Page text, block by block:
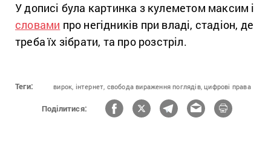
У дописі була картинка з кулеметом максим і
словами про негідників при владі, стадіон, де
треба їх зібрати, та про розстріл.
Теги: вирок, інтернет, свобода вираження поглядів, цифрові права
Поділитися: